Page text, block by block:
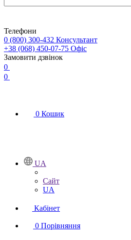
Телефони
0 (800) 300-432 Консультант
+38 (068) 450-07-75 Офіс
Замовити дзвінок
0
0
0 Кошик
UA
Сайт
UA
Кабінет
0 Порівняння